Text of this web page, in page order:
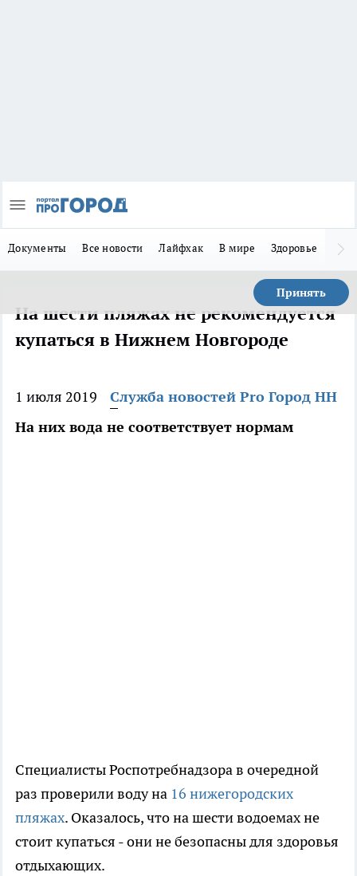
Документы Все новости Лайфхак В мире Здоровье
Принять
На шести пляжах не рекомендуется
купаться в Нижнем Новгороде
1 июля 2019
Служба новостей Pro Город НН
На них вода не соответствует нормам
Специалисты Роспотребнадзора в очередной
раз проверили воду на 16 нижегородских
пляжах. Оказалось, что на шести водоемах не
стоит купаться - они не безопасны для здоровья
отдыхающих.